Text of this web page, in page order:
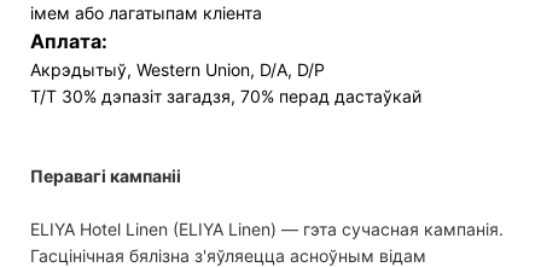
імем або лагатыпам кліента
Аплата:
Акрэдытыў, Western Union, D/A, D/P
T/T 30% дэпазіт загадзя, 70% перад дастаўкай
Перавагі кампаніі
ELIYA Hotel Linen (ELIYA Linen) — гэта сучасная кампанія.
Гасцінічная бялізна з'яўляецца асноўным відам